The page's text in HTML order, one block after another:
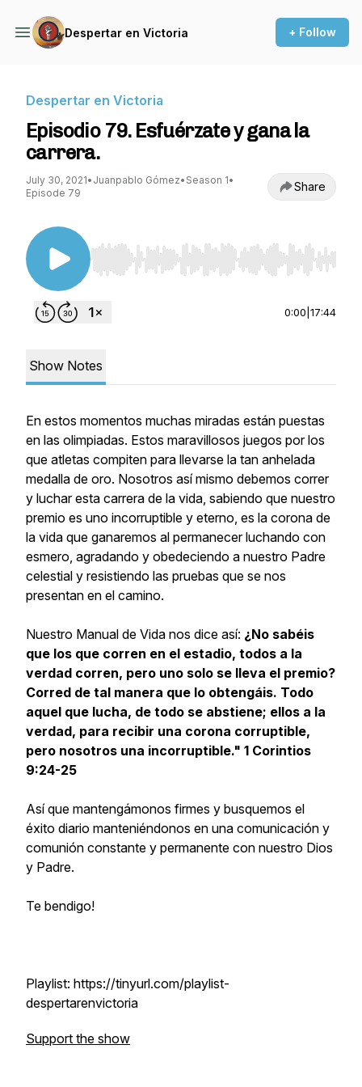
Despertar en Victoria + Follow
Despertar en Victoria
Episodio 79. Esfuérzate y gana la
carrera.
July 30, 2021• Juanpablo Gómez• Season 1•
Episode 79
Share
Use Left/Right to seek, Home/End to jump to
0:00 17:44
Show Notes
En estos momentos muchas miradas están puestas
en las olimpiadas. Estos maravillosos juegos por los
que atletas compiten para llevarse la tan anhelada
medalla de oro. Nosotros así mismo debemos correr
y luchar esta carrera de la vida, sabiendo que nuestro
premio es uno incorruptible y eterno, es la corona de
la vida que ganaremos al permanecer luchando con
esmero, agradando y obedeciendo a nuestro Padre
celestial y resistiendo las pruebas que se nos
presentan en el camino.
Nuestro Manual de Vida nos dice así: ¿No sabéis
que los que corren en el estadio, todos a la
verdad corren, pero uno solo se lleva el premio?
Corred de tal manera que lo obtengáis. Todo
aquel que lucha, de todo se abstiene; ellos a la
verdad, para recibir una corona corruptible,
pero nosotros una incorruptible." 1 Corintios
9:24-25
Así que mantengámonos firmes y busquemos el
éxito diario manteniéndonos en una comunicación y
comunión constante y permanente con nuestro Dios
y Padre.
Te bendigo!
Playlist: https://tinyurl.com/playlist-
despertarenvictoria
Support the show